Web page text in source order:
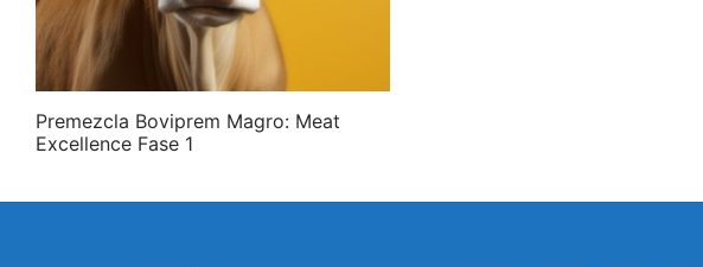
Premezcla Boviprem Magro: Meat
Excellence Fase 1